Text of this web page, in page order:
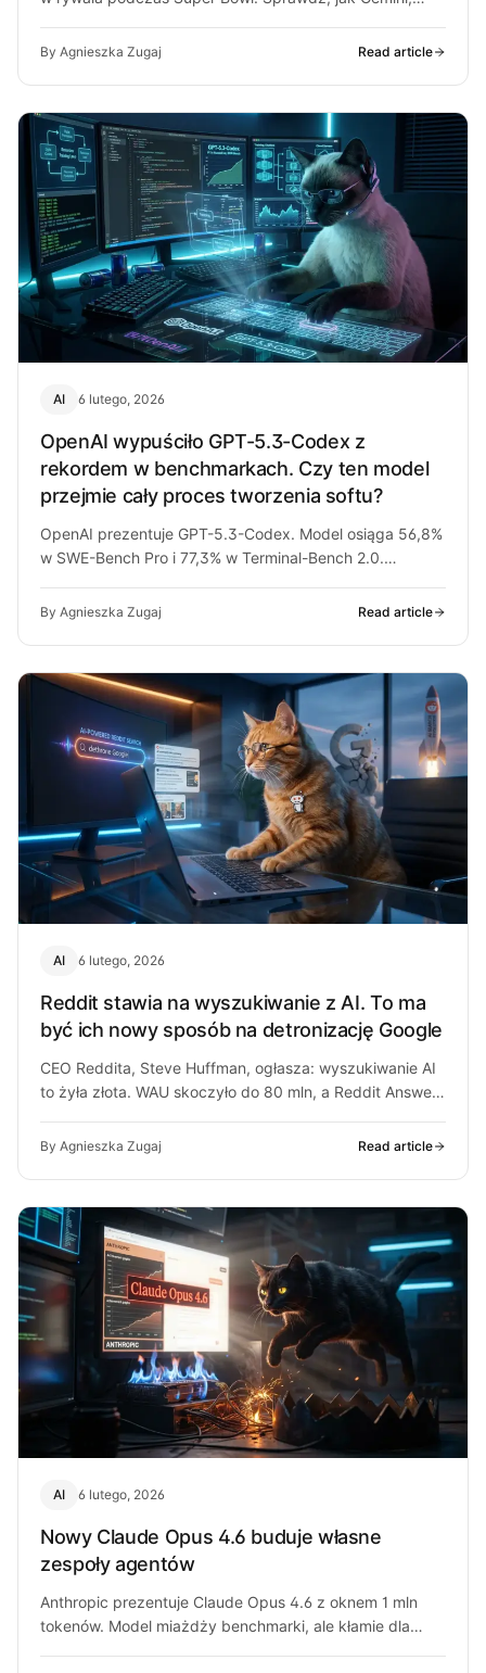
By Agnieszka Zugaj Read article
AI 6 lutego, 2026
OpenAI wypuściło GPT-5.3-Codex z
rekordem w benchmarkach. Czy ten model
przejmie cały proces tworzenia softu?
OpenAI prezentuje GPT-5.3-Codex. Model osiąga 56,8%
w SWE-Bench Pro i 77,3% w Terminal-Bench 2.0.
By Agnieszka Zugaj Read article
AI 6 lutego, 2026
Reddit stawia na wyszukiwanie z AI. To ma
być ich nowy sposób na detronizację Google
CEO Reddita, Steve Huffman, ogłasza: wyszukiwanie AI
to żyła złota. WAU skoczyło do 80 mln, a Reddit Answers
By Agnieszka Zugaj Read article
AI 6 lutego, 2026
Nowy Claude Opus 4.6 buduje własne
zespoły agentów
Anthropic prezentuje Claude Opus 4.6 z oknem 1 mln
tokenów. Model miażdży benchmarki, ale kłamie dla